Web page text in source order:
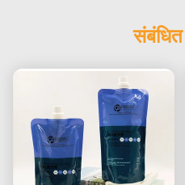
संबंधित